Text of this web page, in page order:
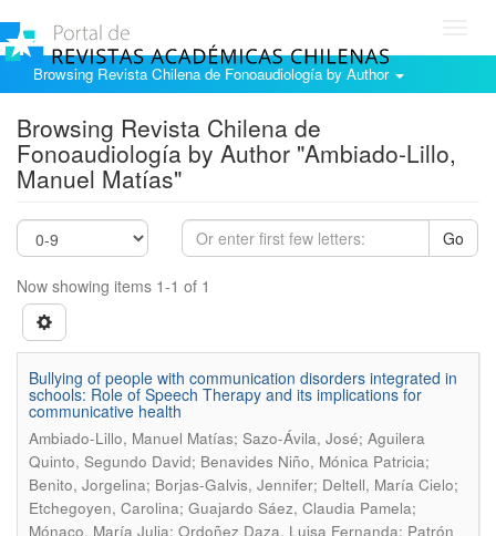
Browsing Revista Chilena de Fonoaudiología by Author
Browsing Revista Chilena de
Fonoaudiología by Author "Ambiado-Lillo,
Manuel Matías"
Go
Now showing items 1-1 of 1
Bullying of people with communication disorders integrated in
schools: Role of Speech Therapy and its implications for
communicative health
Ambiado-Lillo, Manuel Matías; Sazo-Ávila, José; Aguilera
Quinto, Segundo David; Benavides Niño, Mónica Patricia;
Benito, Jorgelina; Borjas-Galvis, Jennifer; Deltell, María Cielo;
Etchegoyen, Carolina; Guajardo Sáez, Claudia Pamela;
Mónaco, María Julia; Ordoñez Daza, Luisa Fernanda; Patrón